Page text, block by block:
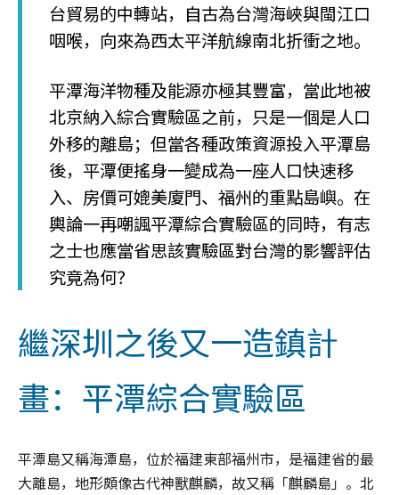
台貿易的中轉站，自古為台灣海峽與閩江口
咽喉，向來為西太平洋航線南北折衝之地。
平潭海洋物種及能源亦極其豐富，當此地被
北京納入綜合實驗區之前，只是一個是人口
外移的離島；但當各種政策資源投入平潭島
後，平潭便搖身一變成為一座人口快速移
入、房價可媲美廈門、福州的重點島嶼。在
輿論一再嘲諷平潭綜合實驗區的同時，有志
之士也應當省思該實驗區對台灣的影響評估
究竟為何？
繼深圳之後又一造鎮計
畫：平潭綜合實驗區
平潭島又稱海潭島，位於福建東部福州市，是福建省的最
大離島，地形頗像古代神獸麒麟，故又稱「麒麟島」。北